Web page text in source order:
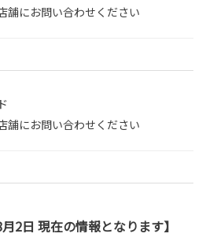
舗にお問い合わせください
舗にお問い合わせください
2日 現在の情報となります】